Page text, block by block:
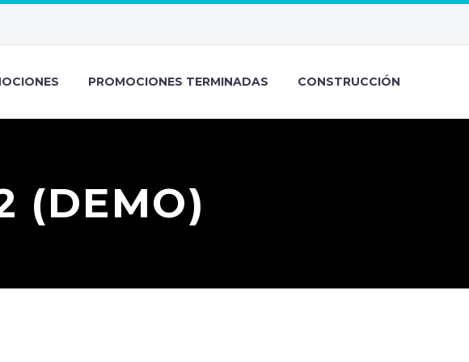
PROMOCIONES TERMINADAS CONSTRUCCIÓN
(DEMO)